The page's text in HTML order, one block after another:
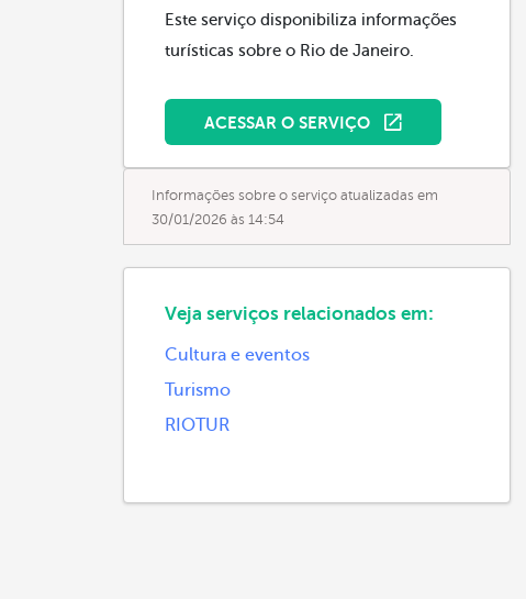
Este serviço disponibiliza informações
turísticas sobre o Rio de Janeiro.
ACESSAR O SERVIÇO
Informações sobre o serviço atualizadas em
30/01/2026 às 14:54
Veja serviços relacionados em:
Cultura e eventos
Turismo
RIOTUR